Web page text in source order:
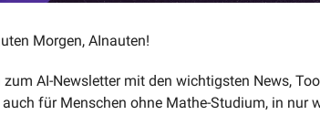
Morgen, AInauten!
AI-Newsletter mit den wichtigsten News,
für Menschen ohne Mathe-Studium, in nur